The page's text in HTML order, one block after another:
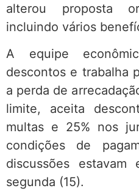
alterou proposta
incluindo vários
A equipe
descontos e trabalha
a perda de
limite, aceita
multas e 25% nos
condições de
discussões estavam
segunda (15).